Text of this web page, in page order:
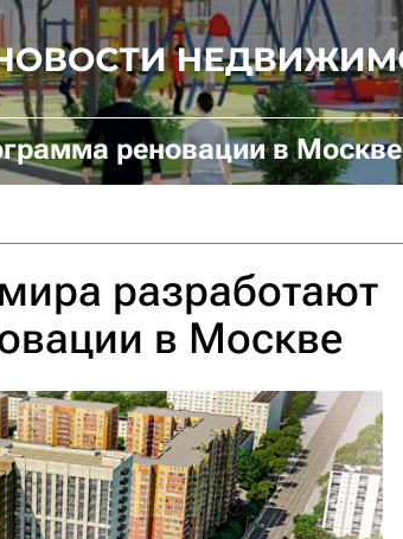
реновации в Москве
разработают
в Москве